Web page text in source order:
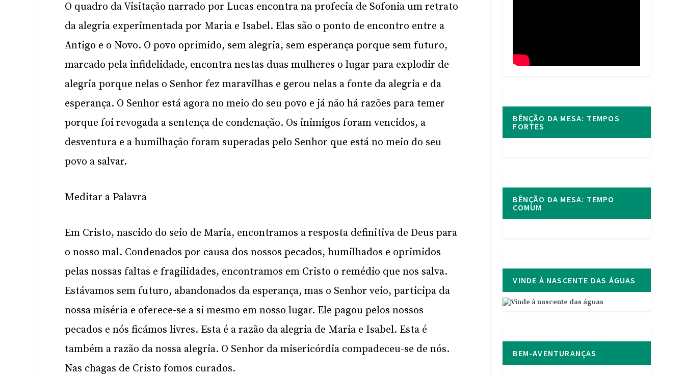
O quadro da Visitação narrado por Lucas encontra na profecia de Sofonia um retrato
da alegria experimentada por Maria e Isabel. Elas são o ponto de encontro entre a
Antigo e o Novo. O povo oprimido, sem alegria, sem esperança porque sem futuro,
marcado pela infidelidade, encontra nestas duas mulheres o lugar para explodir de
alegria porque nelas o Senhor fez maravilhas e gerou nelas a fonte da alegria e da
esperança. O Senhor está agora no meio do seu povo e já não há razões para temer
porque foi revogada a sentença de condenação. Os inimigos foram vencidos, a
desventura e a humilhação foram superadas pelo Senhor que está no meio do seu
povo a salvar.
Meditar a Palavra
Em Cristo, nascido do seio de Maria, encontramos a resposta definitiva de Deus para
o nosso mal. Condenados por causa dos nossos pecados, humilhados e oprimidos
pelas nossas faltas e fragilidades, encontramos em Cristo o remédio que nos salva.
Estávamos sem futuro, abandonados da esperança, mas o Senhor veio, participa da
nossa miséria e oferece-se a si mesmo em nosso lugar. Ele pagou pelos nossos
pecados e nós ficámos livres. Esta é a razão da alegria de Maria e Isabel. Esta é
também a razão da nossa alegria. O Senhor da misericórdia compadeceu-se de nós.
Nas chagas de Cristo fomos curados.
BÊNÇÃO DA MESA: TEMPOS
FORTES
BÊNÇÃO DA MESA: TEMPO
COMUM
VINDE À NASCENTE DAS ÁGUAS
BEM-AVENTURANÇAS